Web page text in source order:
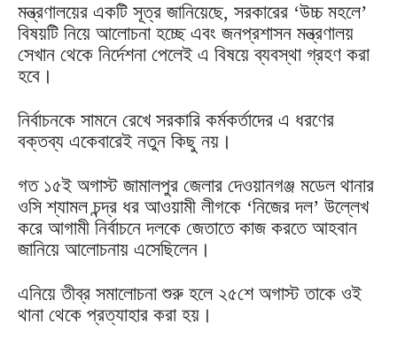
মন্ত্রণালয়ের একটি সূত্র জানিয়েছে, সরকারের ‘উচ্চ মহলে’
বিষয়টি নিয়ে আলোচনা হচ্ছে এবং জনপ্রশাসন মন্ত্রণালয়
সেখান থেকে নির্দেশনা পেলেই এ বিষয়ে ব্যবস্থা গ্রহণ করা
হবে।
নির্বাচনকে সামনে রেখে সরকারি কর্মকর্তাদের এ ধরণের
বক্তব্য একেবারেই নতুন কিছু নয়।
গত ১৫ই অগাস্ট জামালপুর জেলার দেওয়ানগঞ্জ মডেল থানার
ওসি শ্যামল চন্দ্র ধর আওয়ামী লীগকে ‘নিজের দল’ উল্লেখ
করে আগামী নির্বাচনে দলকে জেতাতে কাজ করতে আহবান
জানিয়ে আলোচনায় এসেছিলেন।
এনিয়ে তীব্র সমালোচনা শুরু হলে ২৫শে অগাস্ট তাকে ওই
থানা থেকে প্রত্যাহার করা হয়।